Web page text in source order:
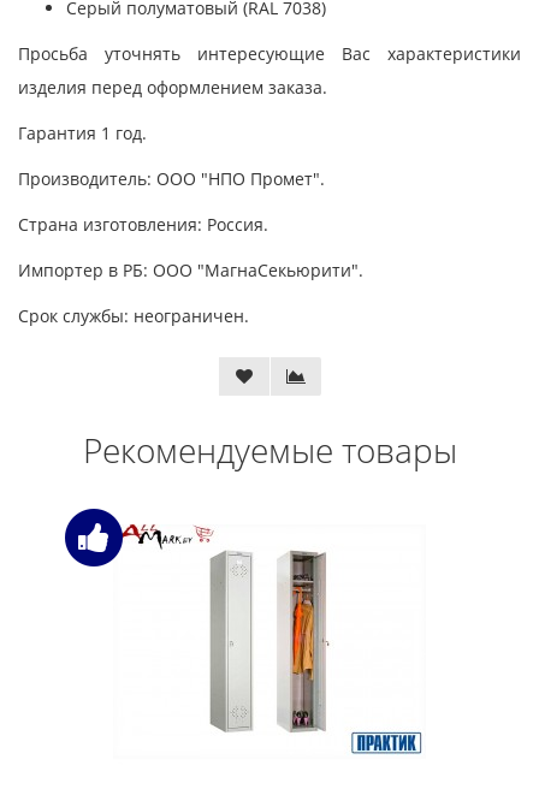
Серый полуматовый (RAL 7038)
Просьба уточнять интересующие Вас характеристики
изделия перед оформлением заказа.
Гарантия 1 год.
Производитель: ООО "НПО Промет".
Страна изготовления: Россия.
Импортер в РБ: ООО "МагнаСекьюрити".
Срок службы: неограничен.
Рекомендуемые товары